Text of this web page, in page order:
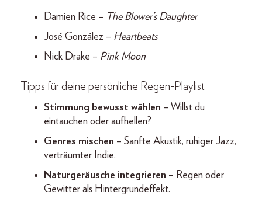
Damien Rice – The Blower’s Daughter
José González – Heartbeats
Nick Drake – Pink Moon
Tipps für deine persönliche Regen-Playlist
Stimmung bewusst wählen – Willst du
eintauchen oder aufhellen?
Genres mischen – Sanfte Akustik, ruhiger Jazz,
verträumter Indie.
Naturgeräusche integrieren – Regen oder
Gewitter als Hintergrundeffekt.